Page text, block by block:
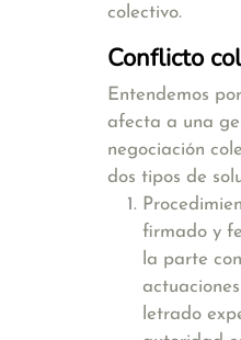
colectivo.
Conflicto
Entendemos
afecta a una
negociación
dos tipos de
firmado y
la parte
letrado